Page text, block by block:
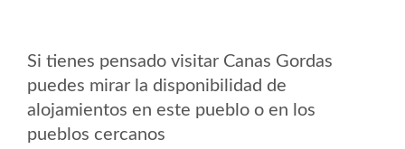
Si tienes pensado visitar Canas Gordas
puedes mirar la disponibilidad de
alojamientos en este pueblo o en los
pueblos cercanos